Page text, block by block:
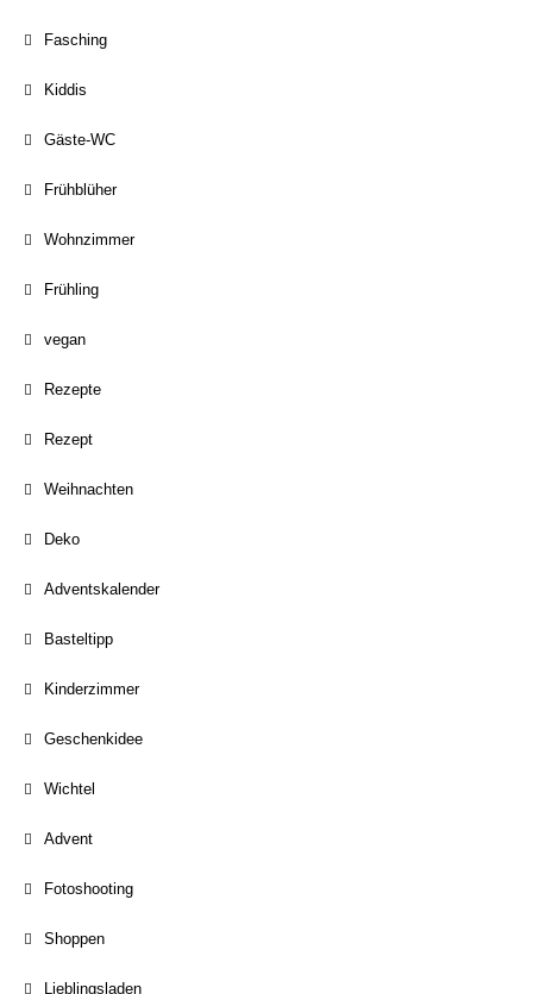
Fasching
Kiddis
Gäste-WC
Frühblüher
Wohnzimmer
Frühling
vegan
Rezepte
Rezept
Weihnachten
Deko
Adventskalender
Basteltipp
Kinderzimmer
Geschenkidee
Wichtel
Advent
Fotoshooting
Shoppen
Lieblingsladen